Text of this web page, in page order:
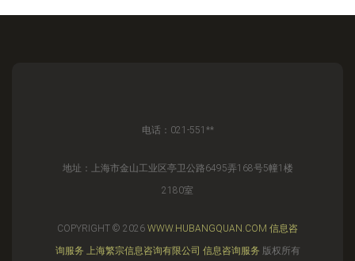
电话：021-551**
地址：上海市金山工业区亭卫公路6495弄168号5幢1楼
2180室
COPYRIGHT © 2026 WWW.HUBANGQUAN.COM 信息咨
询服务 上海繁宗信息咨询有限公司 信息咨询服务 版权所有